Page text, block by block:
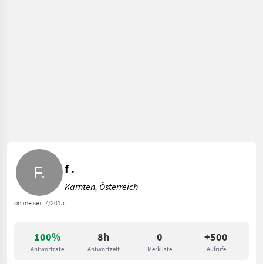
100%
Antwortrate
8h
Antwortzeit
0
Merkliste
+500
Aufrufe
online seit 7/2015
f .
Kärnten, Österreich